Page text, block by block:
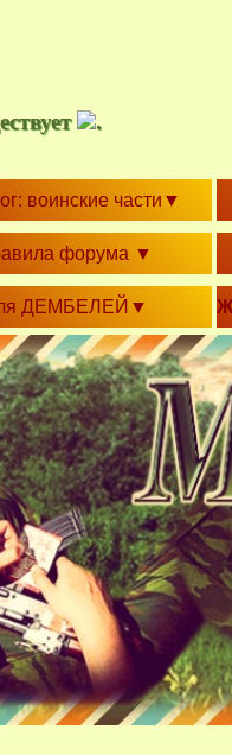
.
воинские части ▼
форума ▼
ДЕМБЕЛЕЙ ▼